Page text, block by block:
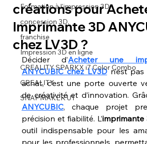
Formation à l'impression 3D
concession 3D,
franchise
Impression 3D en ligne
CREALITY SPARKX i7 Color Combo
CREALITY
SNAPMAKER U1
créations pour
Imprimante 3D
chez LV3D ?
Décider d’Acheter une
ANYCUBIC chez LV3D n’est pas
achat, c’est une porte ouverte
de créativité et d’innovation.
ANYCUBIC, chaque projet
précision et fiabilité. L’imprimante
outil indispensable pour les
pour les professionnels,